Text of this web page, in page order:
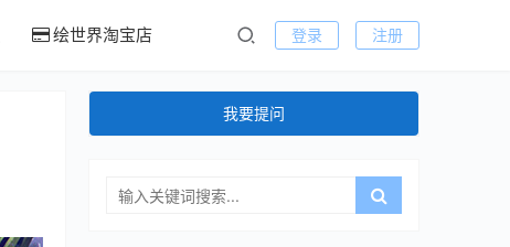
绘世界淘宝店 登录 注册
我要提问